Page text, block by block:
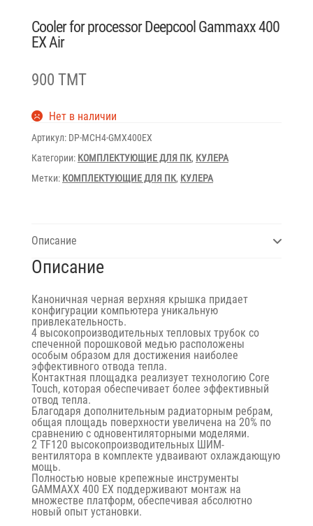
Cooler for processor Deepcool Gammaxx 400
EX Air
900 TMT
Нет в наличии
Артикул: DP-MCH4-GMX400EX
Категории: КОМПЛЕКТУЮЩИЕ ДЛЯ ПК, КУЛЕРА
Метки: КОМПЛЕКТУЮЩИЕ ДЛЯ ПК, КУЛЕРА
Описание
Описание
Каноничная черная верхняя крышка придает
конфигурации компьютера уникальную
привлекательность.
4 высокопроизводительных тепловых трубок со
спеченной порошковой медью расположены
особым образом для достижения наиболее
эффективного отвода тепла.
Контактная площадка реализует технологию Core
Touch, которая обеспечивает более эффективный
отвод тепла.
Благодаря дополнительным радиаторным ребрам,
общая площадь поверхности увеличена на 20% по
сравнению с одновентиляторными моделями.
2 TF120 высокопроизводительных ШИМ-
вентилятора в комплекте удваивают охлаждающую
мощь.
Полностью новые крепежные инструменты
GAMMAXX 400 EX поддерживают монтаж на
множестве платформ, обеспечивая абсолютно
новый опыт установки.